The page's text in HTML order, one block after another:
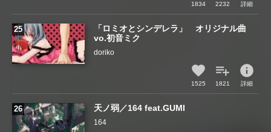
1834 2232 詳細
「ロミオとシンデレラ」 オリジナル曲
vo.初音ミク
doriko
1525 1821
info
詳細
天ノ弱／164 feat.GUMI
164